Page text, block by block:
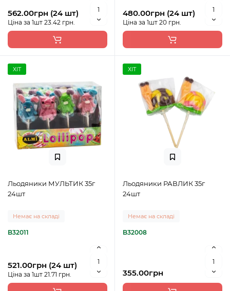
562.00грн (24 шт)
Ціна за 1шт 23.42 грн.
480.00грн (24 шт)
Ціна за 1шт 20 грн.
ХІТ
Льодяники МУЛЬТИК 35г
24шт
Немає на складі
B32011
521.00грн (24 шт)
Ціна за 1шт 21.71 грн.
ХІТ
Льодяники РАВЛИК 35г
24шт
Немає на складі
B32008
355.00грн